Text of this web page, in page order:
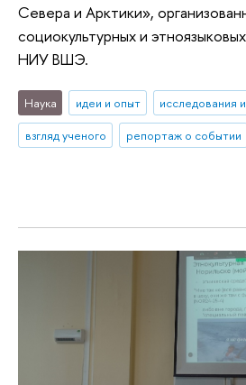
Севера и Арктики»,
социокультурных и
НИУ ВШЭ.
Наука идеи и опыт
исследования
взгляд ученого
репортаж о событии